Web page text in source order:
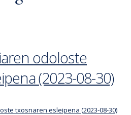
a cabo con subvención del
EREIN)
para la explotación de la cantina de
odoloste
(2023-08-30)
txosnaren esleipena (2023-08-30)